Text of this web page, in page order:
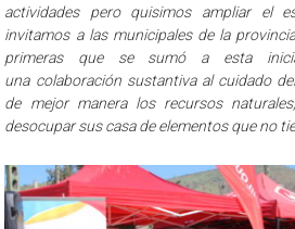
actividades pero quisimos ampliar el
invitamos a las municipales de la
primeras que se sumó a esta
una colaboración sustantiva al cuidado
de mejor manera los recursos
desocupar sus casa de elementos que no